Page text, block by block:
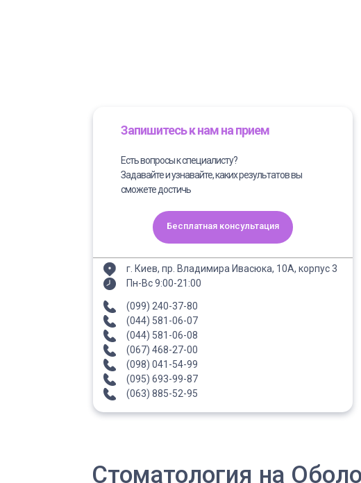
Запишитесь к нам на прием
Есть вопросы к специалисту?
Задавайте и узнавайте, каких результатов вы
сможете достичь
Бесплатная консультация
г. Киев, пр. Владимира Ивасюка, 10А, корпус 3
Пн-Вс 9:00-21:00
(099) 240-37-80
(044) 581-06-07
(044) 581-06-08
(067) 468-27-00
(098) 041-54-99
(095) 693-99-87
(063) 885-52-95
Стоматология на